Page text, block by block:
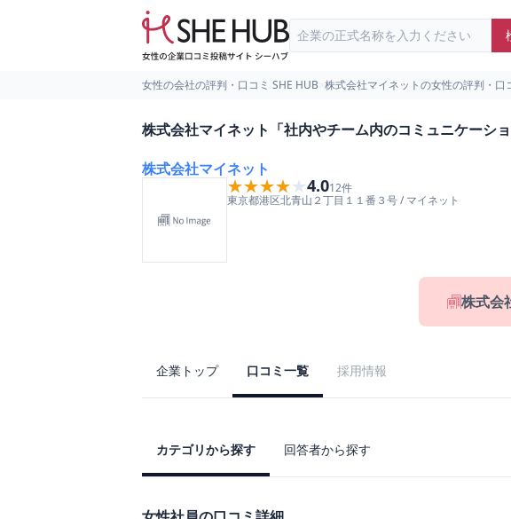
女性の会社の評判・口コミ SHE HUB 株式会社マイネットの女性の評判・口
株式会社マイネット「社内やチーム内のコミュニケーシ
株式会社マイネット
★★★★★
★★★★★4.012件
東京都港区北青山２丁目１１番３号/マイネット
株式会
企業トップ 口コミ一覧 採用情報
カテゴリから探す 回答者から探す